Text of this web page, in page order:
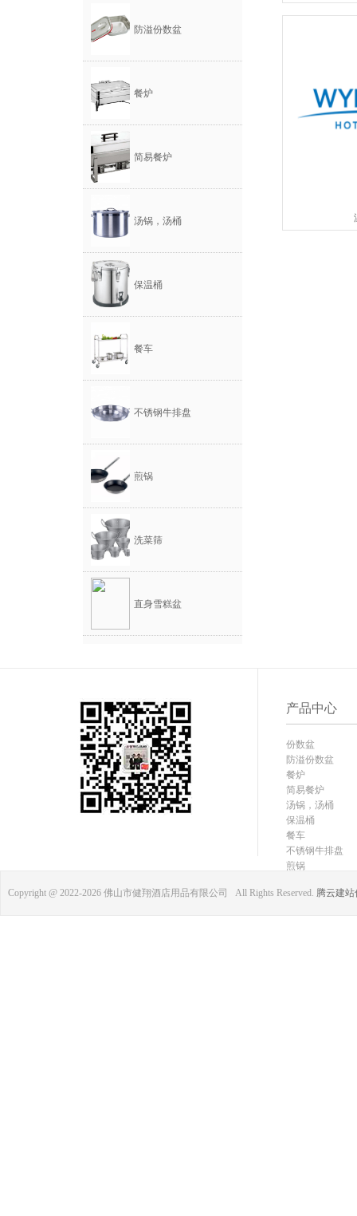
防溢份数盆
餐炉
简易餐炉
汤锅，汤桶
保温桶
餐车
不锈钢牛排盘
煎锅
洗菜筛
直身雪糕盆
产品中心
份数盆
防溢份数盆
餐炉
简易餐炉
汤锅，汤桶
保温桶
餐车
不锈钢牛排盘
煎锅
Copyright @ 2022-2026 佛山市健翔酒店用品有限公司 All Rights Reserved. 腾云建